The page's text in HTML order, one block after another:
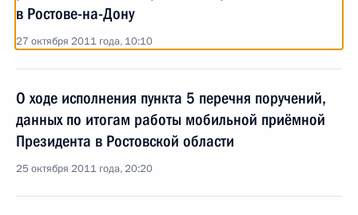
в Ростове-на-Дону
27 октября 2011 года, 10:10
О ходе исполнения пункта 5 перечня поручений,
данных по итогам работы мобильной приёмной
Президента в Ростовской области
25 октября 2011 года, 20:20